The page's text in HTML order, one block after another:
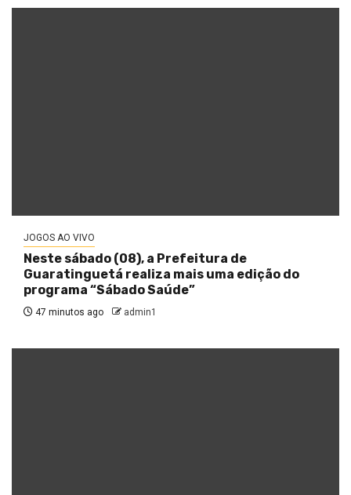
JOGOS AO VIVO
Neste sábado (08), a Prefeitura de
Guaratinguetá realiza mais uma edição do
programa “Sábado Saúde”
47 minutos ago admin1